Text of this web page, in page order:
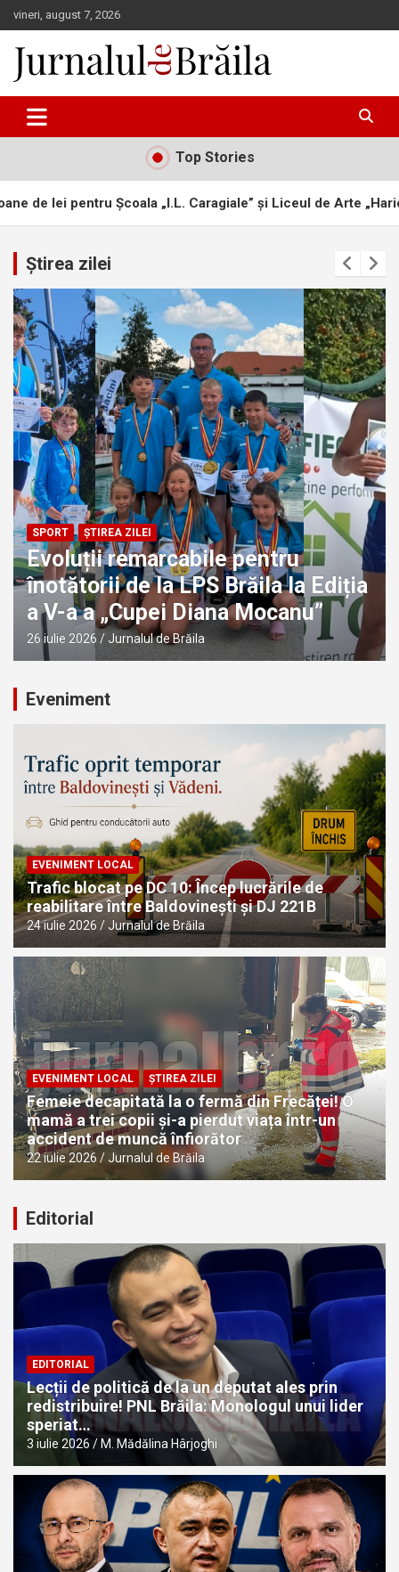
Skip
to
content
vineri, august 7, 2026
Jurnalul de Brăila
Top Stories
Caragiale” și Liceul de Arte „Hariclea Darclée” Frână la
Știrea zilei
SPORT ȘTIREA ZILEI
Evoluții remarcabile pentru
înotătorii de la LPS Brăila la Ediția
a V-a a „Cupei Diana Mocanu”
26 iulie 2026 Jurnalul de Brăila
Eveniment
EVENIMENT LOCAL
Trafic blocat pe DC 10: Încep lucrările de
reabilitare între Baldovinești și DJ 221B
24 iulie 2026 Jurnalul de Brăila
EVENIMENT LOCAL ȘTIREA ZILEI
Femeie decapitată la o fermă din Frecăței! O
mamă a trei copii și-a pierdut viața într-un
accident de muncă înfiorător
22 iulie 2026 Jurnalul de Brăila
Editorial
EDITORIAL
Lecții de politică de la un deputat ales prin
redistribuire! PNL Brăila: Monologul unui lider
speriat…
3 iulie 2026 M. Mădălina Hârjoghi